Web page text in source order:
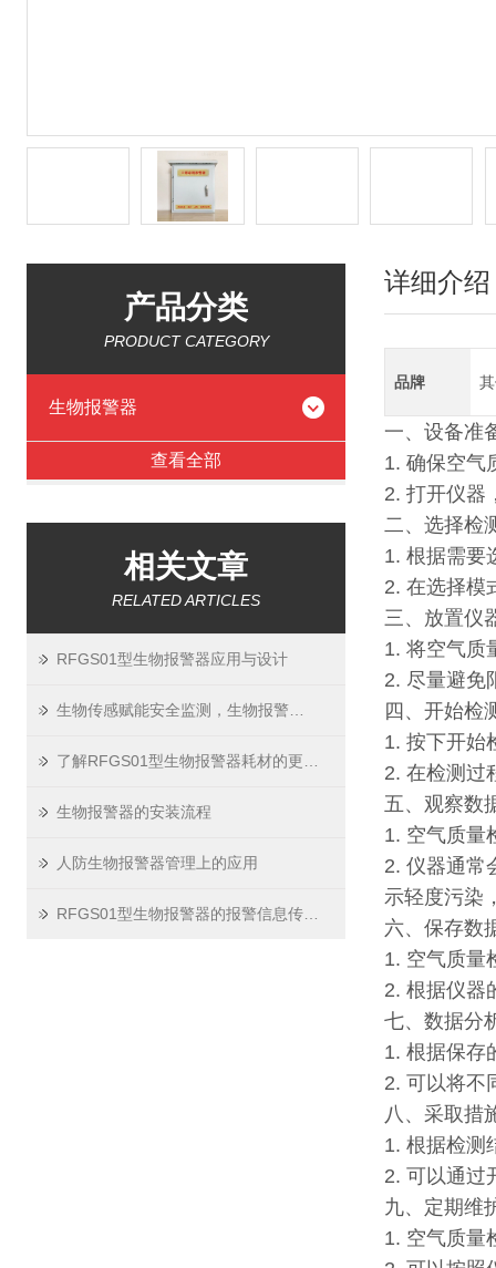
产品分类
PRODUCT CATEGORY
生物报警器
查看全部
相关文章
RELATED ARTICLES
RFGS01型生物报警器应用与设计
生物报警器的安装流程
人防生物报警器管理上的应用
详细介绍
品牌
一、设备准
1. 确保空气
2. 打开仪器
二、选择检
1. 根据需要
2. 在选择模
三、放置仪
1. 将空气质
2. 尽量避免
四、开始检
1. 按下开始
2. 在检测过
五、观察数
1. 空气质量
2. 仪器通常
示轻度污染
六、保存数
1. 空气质量
2. 根据仪器
七、数据分
1. 根据保存
2. 可以将不
八、采取措
1. 根据检测
2. 可以通过
九、定期维
1. 空气质量